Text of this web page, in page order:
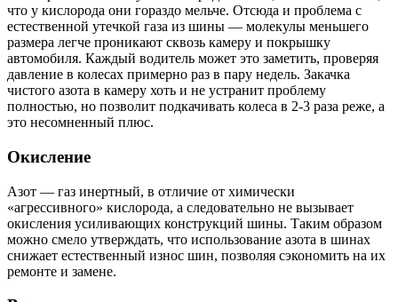
что у кислорода они гораздо мельче. Отсюда и проблема с
естественной утечкой газа из шины — молекулы меньшего
размера легче проникают сквозь камеру и покрышку
автомобиля. Каждый водитель может это заметить, проверяя
давление в колесах примерно раз в пару недель. Закачка
чистого азота в камеру хоть и не устранит проблему
полностью, но позволит подкачивать колеса в 2-3 раза реже, а
это несомненный плюс.
Окисление
Азот — газ инертный, в отличие от химически
«агрессивного» кислорода, а следовательно не вызывает
окисления усиливающих конструкций шины. Таким образом
можно смело утверждать, что использование азота в шинах
снижает естественный износ шин, позволяя сэкономить на их
ремонте и замене.